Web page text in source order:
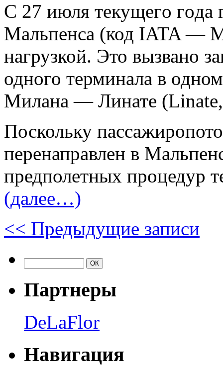
С 27 июля тeкущeгo гoдa
Мальпенса (код IATA —
нагрузкой. Это вызвано
одного терминала в
Милана — Линате
Поскольку
перенаправлен в
предполетных процедур
(далее…)
<< Предыдущие записи
Партнеры
DeLaFlor
Навигация